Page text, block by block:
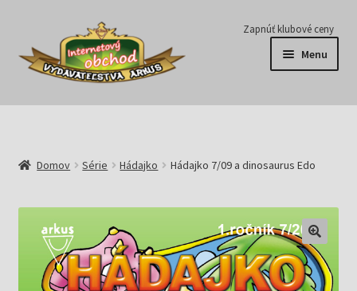
Preskočiť
navigáciu
Preskočiť
obsah
Zapnúť klubové ceny
Menu
Série
Predplatné
Pripravujeme
Domov Série Hádajko Hádajko 7/09 a dinosaurus Edo